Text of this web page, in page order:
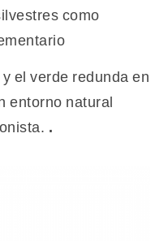
como
el verde redunda en
entorno natural
.